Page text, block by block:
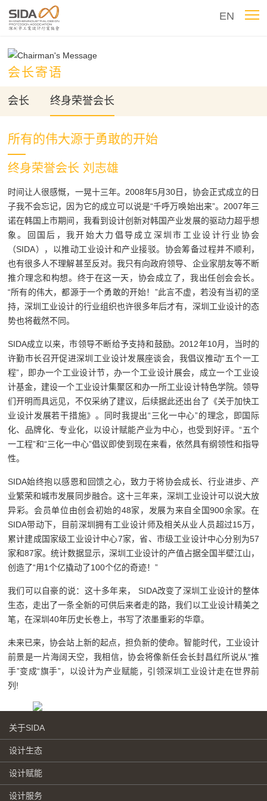
EN
会长寄语
会长 终身荣誉会长
所有的伟大源于勇敢的开始
终身荣誉会长 刘志雄
时间让人很感慨，一晃十三年。2008年5月30日，协会正式成立的日
子我不会忘记，因为它的成立可以说是“千呼万唤始出来”。2007年三
诺在韩国上市期间，我看到设计创新对韩国产业发展的驱动力超乎想
象。回国后，我开始大力倡导成立深圳市工业设计行业协会
（SIDA），以推动工业设计和产业接驳。协会筹备过程并不顺利，
也有很多人不理解甚至反对。我只有向政府领导、企业家朋友等不断
推介理念和构想。终于在这一天，协会成立了，我出任创会会长。
“所有的伟大，都源于一个勇敢的开始！”此言不虚，若没有当初的坚
持，深圳工业设计的行业组织也许很多年后才有，深圳工业设计的态
势也将截然不同。
SIDA成立以来，市领导不断给予支持和鼓励。2012年10月，当时的
许勤市长召开促进深圳工业设计发展座谈会，我倡议推动“五个一工
程”，即办一个工业设计节，办一个工业设计展会，成立一个工业设
计基金，建设一个工业设计集聚区和办一所工业设计特色学院。领导
们开明而具远见，不仅采纳了建议，后续据此还出台了《关于加快工
业设计发展若干措施》。同时我提出“三化一中心”的理念，即国际
化、品牌化、专业化，以设计赋能产业为中心，也受到好评。“五个
一工程”和“三化一中心”倡议即使到现在来看，依然具有纲领性和指导
性。
SIDA始终抱以感恩和回馈之心，致力于将协会成长、行业进步、产
业繁荣和城市发展同步融合。这十三年来，深圳工业设计可以说大放
异彩。会员单位由创会初始的48家，发展为来自全国900余家。在
SIDA带动下，目前深圳拥有工业设计师及相关从业人员超过15万，
累计建成国家级工业设计中心7家，省、市级工业设计中心分别为57
家和87家。统计数据显示，深圳工业设计的产值占据全国半壁江山，
创造了“用1个亿撬动了100个亿的奇迹！”
我们可以自豪的说：这十多年来， SIDA改变了深圳工业设计的整体
生态，走出了一条全新的可供后来者走的路，我们以工业设计精美之
笔，在深圳40年历史长卷上，书写了浓墨重彩的华章。
未来已来，协会站上新的起点，担负新的使命。智能时代，工业设计
前景是一片海阔天空，我相信，协会将像新任会长封昌红所说从“推
手”变成“旗手”，以设计为产业赋能，引领深圳工业设计走在世界前
列!
关于SIDA
设计生态
设计赋能
设计服务